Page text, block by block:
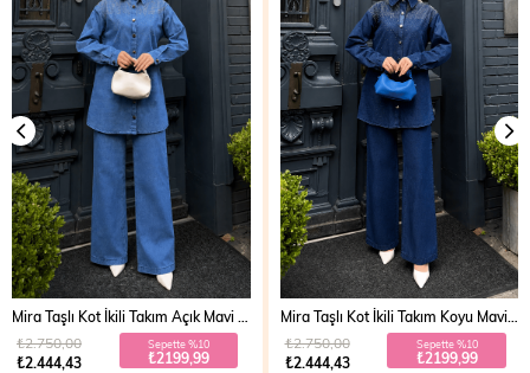
₺2.444,43
₺2.750,00 Sepette %10
₺2199,99
Mira Taşlı Kot İkili Takım Koyu Mavi 19286
₺2.444,43
₺2.750,00 Sepette %10
₺2199,99